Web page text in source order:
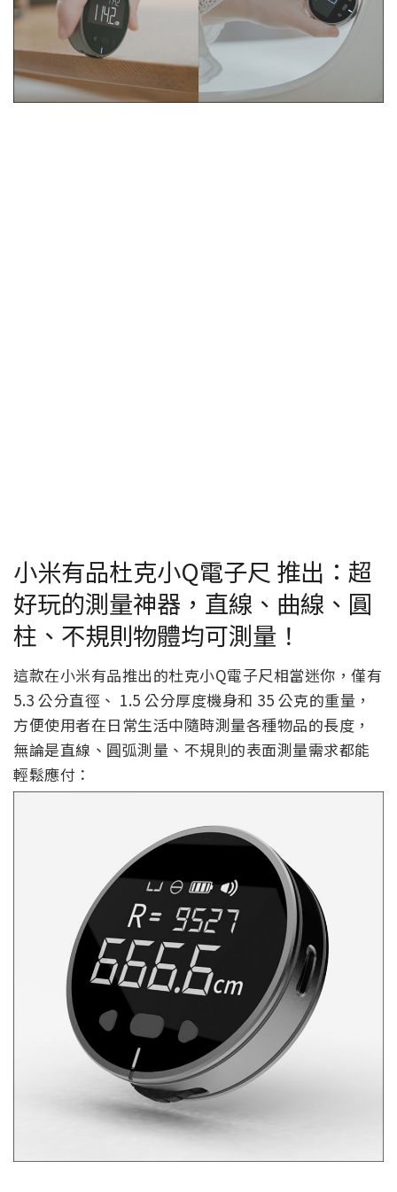
小米有品杜克小Q電子尺 推出：超
好玩的測量神器，直線、曲線、圓
柱、不規則物體均可測量！
這款在小米有品推出的杜克小Q電子尺相當迷你，僅有
5.3 公分直徑、 1.5 公分厚度機身和 35 公克的重量，
方便使用者在日常生活中隨時測量各種物品的長度，
無論是直線、圓弧測量、不規則的表面測量需求都能
輕鬆應付：